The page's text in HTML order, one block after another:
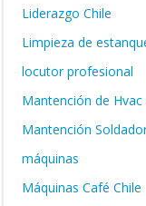
Liderazgo Chile
Limpieza de
locutor profesional
Mantención de Hvac
Mantención
máquinas
Máquinas Café Chile